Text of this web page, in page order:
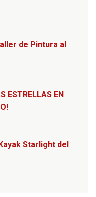
de Pintura al
ESTRELLAS EN
Starlight del